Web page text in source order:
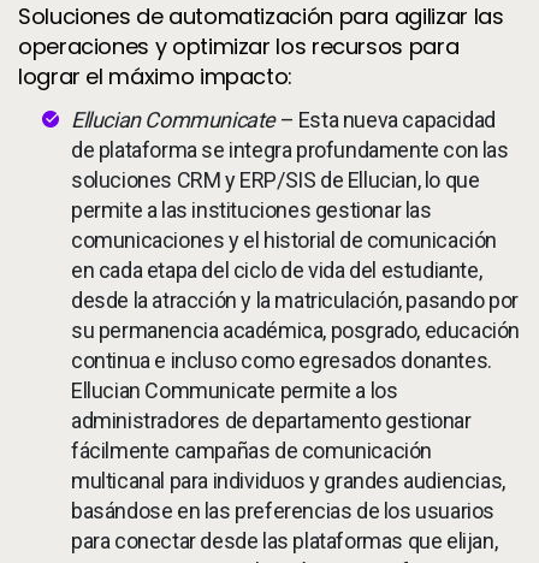
Soluciones de automatización para agilizar las
operaciones y optimizar los recursos para
lograr el máximo impacto:
Ellucian Communicate– Esta nueva capacidad
de plataforma se integra profundamente con las
soluciones CRM y ERP/SIS de Ellucian, lo que
permite a las instituciones gestionar las
comunicaciones y el historial de comunicación
en cada etapa del ciclo de vida del estudiante,
desde la atracción y la matriculación, pasando por
su permanencia académica, posgrado, educación
continua e incluso como egresados donantes.
Ellucian Communicate permite a los
administradores de departamento gestionar
fácilmente campañas de comunicación
multicanal para individuos y grandes audiencias,
basándose en las preferencias de los usuarios
para conectar desde las plataformas que elijan,